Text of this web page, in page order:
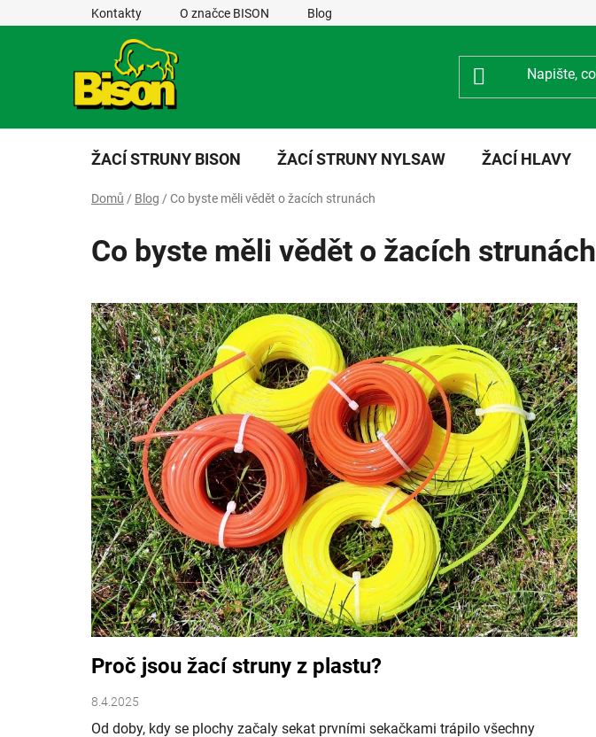
na
Kontakty O značce BISON Blog
ŽACÍ STRUNY BISON ŽACÍ STRUNY NYLSAW ŽACÍ HLAVY
Domů / Blog / Co byste měli vědět o žacích strunách
Co byste měli vědět o žacích strunách
V
ý
p
i
s
č
l
á
n
k
ů
Proč jsou žací struny z plastu?
8.4.2025
Od doby, kdy se plochy začaly sekat prvními sekačkami trápilo všechny